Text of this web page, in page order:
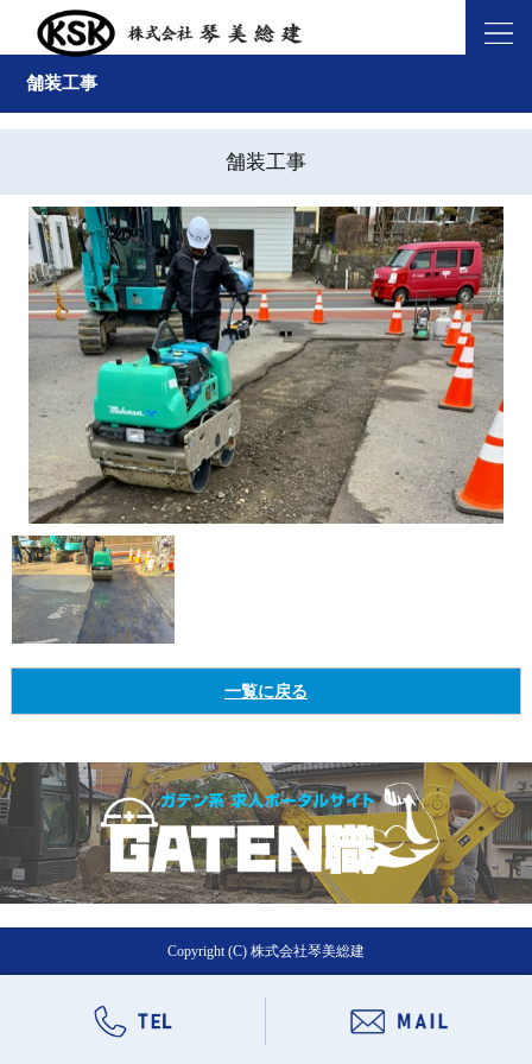
舗装工事
舗装工事
一覧に戻る
Copyright (C) 株式会社琴美総建